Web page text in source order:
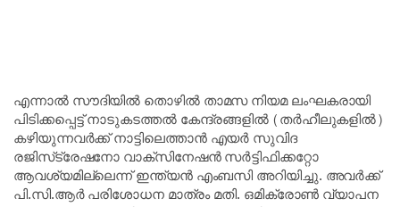
എന്നാൽ സൗദിയിൽ തൊഴിൽ താമസ നിയമ ലംഘകരായി
പിടിക്കപ്പെട്ട് നാടുകടത്തൽ കേന്ദ്രങ്ങളിൽ (തർഹീലുകളിൽ)
കഴിയുന്നവർക്ക് നാട്ടിലെത്താൻ എയർ സുവിദ
രജിസ്‌ട്രേഷനോ വാക്‌സിനേഷൻ സർട്ടിഫിക്കറ്റോ
ആവശ്യമില്ലെന്ന് ഇന്ത്യൻ എംബസി അറിയിച്ചു. അവർക്ക്
പി.സി.ആർ പരിശോധന മാത്രം മതി. ഒമിക്രോൺ വ്യാപന